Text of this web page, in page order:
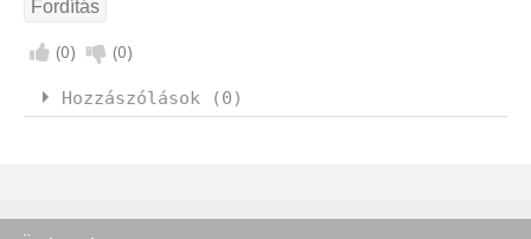
(0) (0)
Hozzászólások (0)